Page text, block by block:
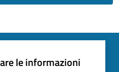
le informazioni